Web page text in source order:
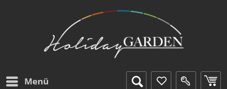
Menü